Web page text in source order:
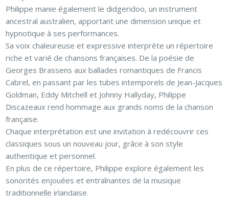
Philippe manie également le didgeridoo, un instrument
ancestral australien, apportant une dimension unique et
hypnotique à ses performances.
Sa voix chaleureuse et expressive interprète un répertoire
riche et varié de chansons françaises. De la poésie de
Georges Brassens aux ballades romantiques de Francis
Cabrel, en passant par les tubes intemporels de Jean-Jacques
Goldman, Eddy Mitchell et Johnny Hallyday, Philippe
Discazeaux rend hommage aux grands noms de la chanson
française.
Chaque interprétation est une invitation à redécouvrir ces
classiques sous un nouveau jour, grâce à son style
authentique et personnel.
En plus de ce répertoire, Philippe explore également les
sonorités enjouées et entraînantes de la musique
traditionnelle irlandaise.